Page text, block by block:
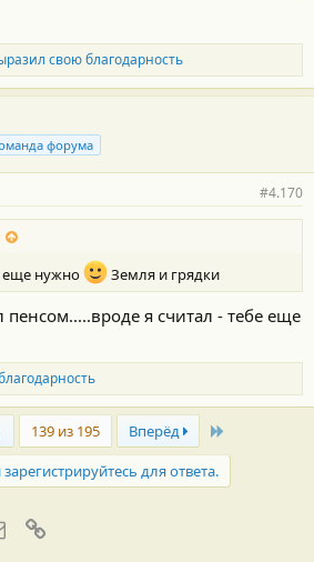
свою благодарность
форума
#4.170
еще нужно
Земля и грядки
пенсом.....вроде я считал - тебе еще
139 из 195 Вперёд
для ответа.
Электронная почта